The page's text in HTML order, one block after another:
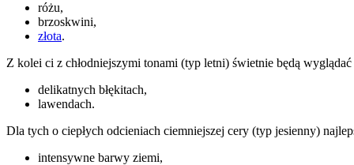
różu,
brzoskwini,
złota.
Z kolei ci z chłodniejszymi tonami (typ letni) świetnie będą
delikatnych błękitach,
lawendach.
Dla tych o ciepłych odcieniach ciemniejszej cery (typ jesienny)
intensywne barwy ziemi,